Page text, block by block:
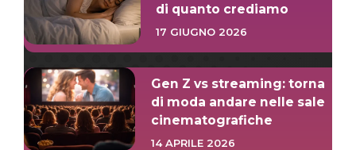
di quanto crediamo
17 GIUGNO 2026
Gen Z vs streaming: torna
di moda andare nelle sale
cinematografiche
14 APRILE 2026